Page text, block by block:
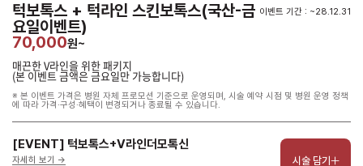
턱보톡스 + 턱라인 스킨보톡스(국산-금
요일이벤트)
70,000원~
이벤트 기간 : ~28.12.31
매끈한 V라인을 위한 패키지
(본 이벤트 금액은 금요일만 가능합니다)
※ 본 이벤트 가격은 병원 자체 프로모션 기준으로 운영되며, 시술 예약 시점 및 병원 운영 정책
에 따라 가격·구성·혜택이 변경되거나 종료될 수 있습니다.
[EVENT] 턱보톡스+V라인더모톡신
자세히 보기 -> 시술 담기